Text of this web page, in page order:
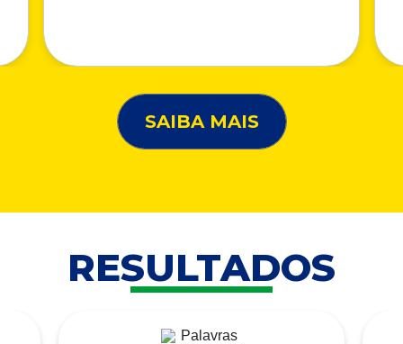
SAIBA MAIS
RESULTADOS